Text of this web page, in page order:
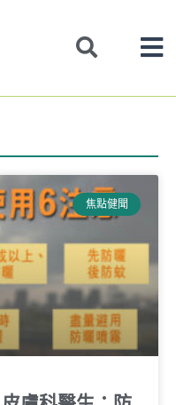
焦點健聞